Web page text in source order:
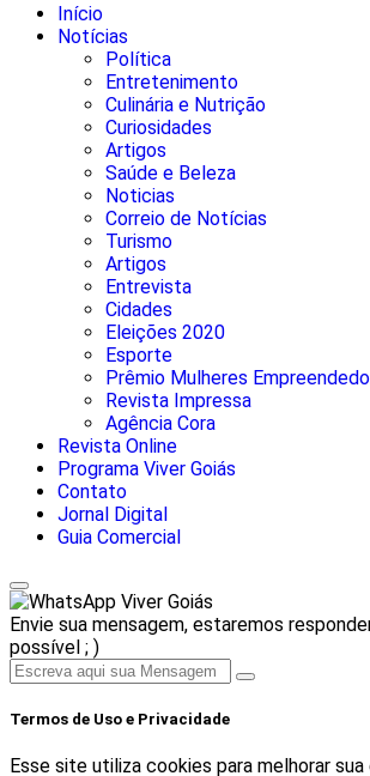
Início
Notícias
Política
Entretenimento
Culinária e Nutrição
Curiosidades
Artigos
Saúde e Beleza
Noticias
Correio de Notícias
Turismo
Artigos
Entrevista
Cidades
Eleições 2020
Esporte
Prêmio Mulheres
Revista Impressa
Agência Cora
Revista Online
Programa Viver Goiás
Contato
Jornal Digital
Guia Comercial
Viver Goiás
Envie sua mensagem, estaremos
possível ; )
Termos de Uso e Privacidade
Esse site utiliza cookies para melhorar